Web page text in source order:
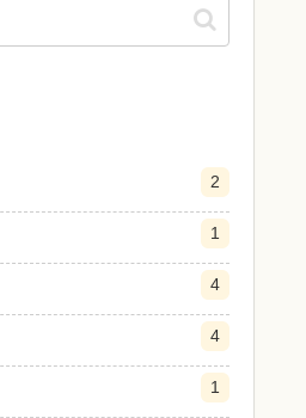
2
1
4
4
1